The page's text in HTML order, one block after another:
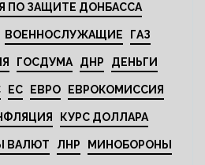
ПО ЗАЩИТЕ ДОНБАССА
ВОЕННОСЛУЖАЩИЕ ГАЗ
ГОСДУМА ДНР ДЕНЬГИ
ЕС ЕВРО ЕВРОКОМИССИЯ
КУРС ДОЛЛАРА
ВАЛЮТ ЛНР МИНОБОРОНЫ